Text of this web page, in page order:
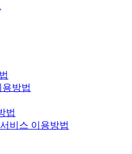
용방법
법
비스 이용방법